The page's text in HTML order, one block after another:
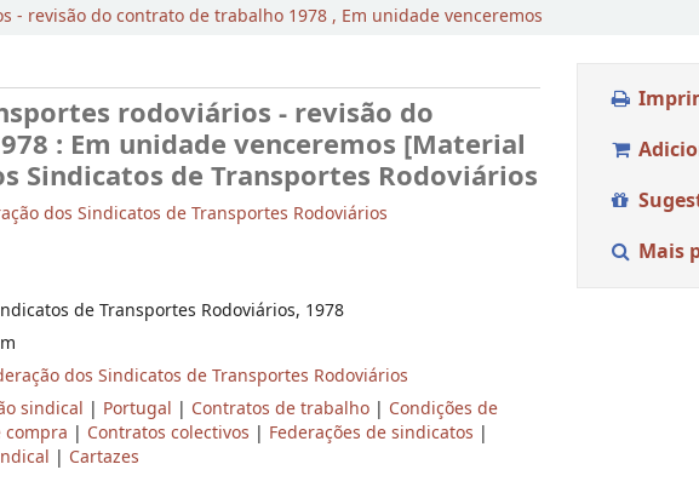
- revisão do contrato de trabalho 1978, Em unidade venceremos
rodoviários - revisão do
: Em unidade venceremos [Material
Sindicatos de Transportes Rodoviários
dos Sindicatos de Transportes Rodoviários
de Transportes Rodoviários, 1978
dos Sindicatos de Transportes Rodoviários
sindical | Portugal | Contratos de trabalho | Condições de
compra | Contratos colectivos | Federações de sindicatos |
| Cartazes
Mais